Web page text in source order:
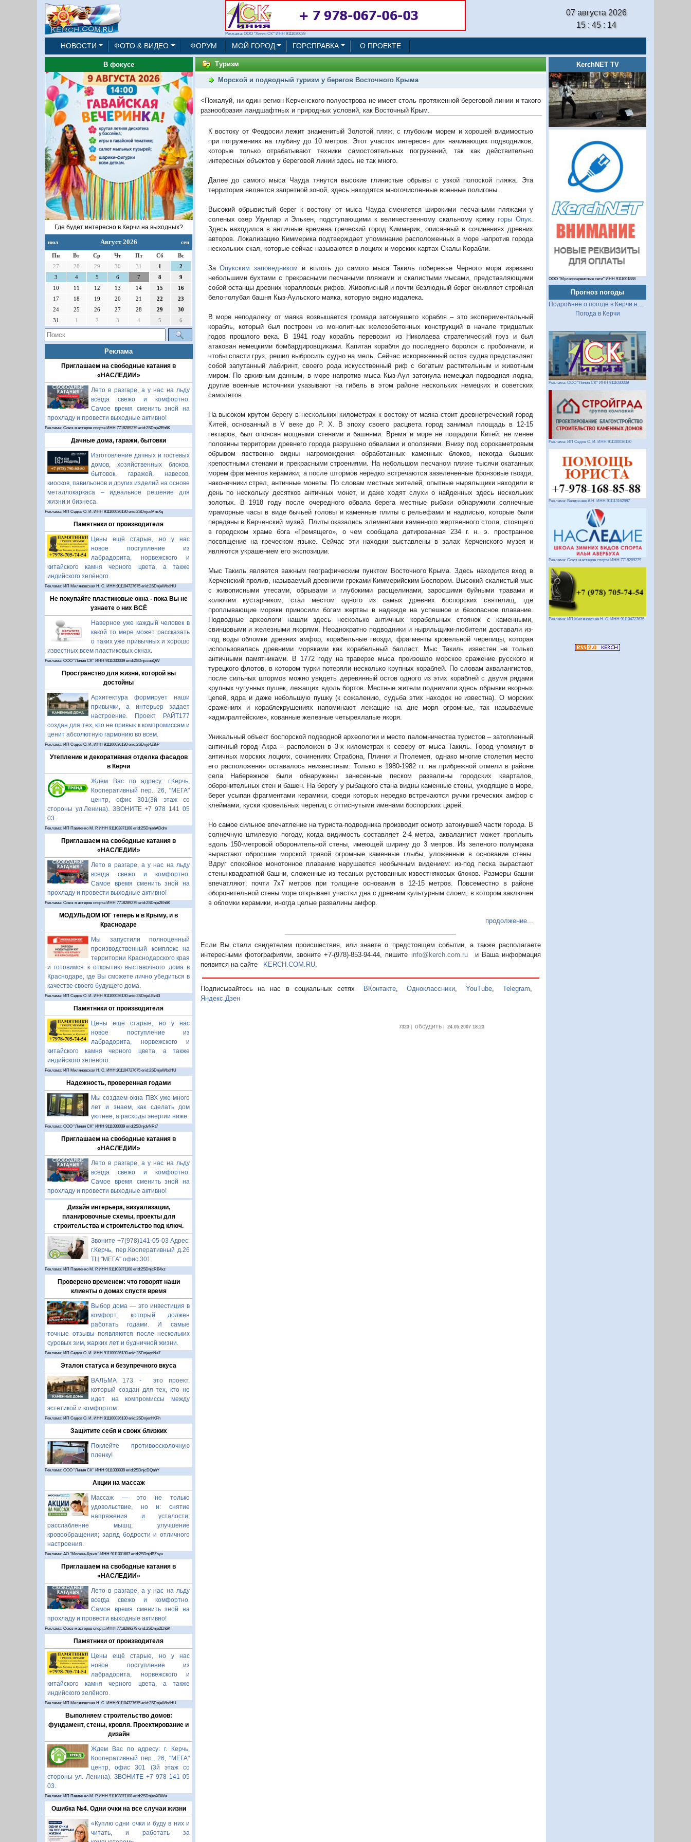
Реклама: ООО "Линия СК" ИНН 9111030039
07 августа 2026
15 : 45 : 15
НОВОСТИ ФОТО & ВИДЕО ФОРУМ МОЙ ГОРОД ГОРСПРАВКА О ПРОЕКТЕ
В фокусе
Где будет интересно в Керчи на выходных?
июл Август 2026 сен
Пн Вт Ср Чт Пт Сб
Вс
27
28 29 30 31 1
2
3
4 5 6 7 8
9
10
11 12 13 14 15
16
17
18 19 20 21 22
23
24
25 26 27 28 29
30
31
1 2 3 4 5 6
Реклама
Приглашаем на свободные катания в
«НАСЛЕДИИ»
Лето в разгаре, а у нас на льду
всегда свежо и комфортно.
Самое время сменить зной на
прохладу и провести выходные активно!
Реклама: Союз мастеров спорта ИНН 7718289279 erid:2SDnje2Eh6K
Дачные дома, гаражи, бытовки
Изготовление дачных и гостевых
домов, хозяйственных блоков,
бытовок, гаражей, навесов,
киосков, павильонов и других изделий на основе
металлокаркаса – идеальное решение для
жизни и бизнеса.
Реклама: ИП Седов О. И. ИНН 911100036130 erid:2SDnjcoMmXq
Памятники от производителя
Цены ещё старые, но у нас
новое поступление из
лабрадорита, норвежского и
китайского камня черного цвета, а также
индийского зелёного.
Реклама: ИП Миляновская Н. С. ИНН:911104727675 erid:2SDnjeWbdHU
Не покупайте пластиковые окна - пока Вы не
узнаете о них ВСЁ
Наверное уже каждый человек в
какой то мере может рассказать
о таких уже привычных и хорошо
известных всем пластиковых окнах.
Реклама: ООО "Линия СК" ИНН 9111030039 erid:2SDnjccooQW
Пространство для жизни, которой вы
достойны
Архитектура формирует наши
привычки, а интерьер задает
настроение. Проект РАЙТ177
создан для тех, кто не привык к компромиссам и
ценит абсолютную гармонию во всем.
Реклама: ИП Седов О. И. ИНН 911100036130 erid:2SDnjd4Z8iP
Утепление и декоративная отделка фасадов
в Керчи
Ждем Вас по адресу: г.Керчь,
Кооперативный пер., 26, "МЕГА"
центр, офис 301(3й этаж со
стороны ул.Ленина). ЗВОНИТЕ +7 978 141 05
03.
Реклама: ИП Павленко М. Р. ИНН 911103871108 erid:2SDnjehADdm
Приглашаем на свободные катания в
«НАСЛЕДИИ»
Лето в разгаре, а у нас на льду
всегда свежо и комфортно.
Самое время сменить зной на
прохладу и провести выходные активно!
Реклама: Союз мастеров спорта ИНН 7718289279 erid:2SDnje2Eh6K
МОДУЛЬДОМ ЮГ теперь и в Крыму, и в
Краснодаре
Мы запустили полноценный
производственный комплекс на
территории Краснодарского края
и готовимся к открытию выставочного дома в
Краснодаре, где Вы сможете лично убедиться в
качестве своего будущего дома.
Реклама: ИП Седов О. И. ИНН 911100036130 erid:2SDnjeLEz43
Памятники от производителя
Цены ещё старые, но у нас
новое поступление из
лабрадорита, норвежского и
китайского камня черного цвета, а также
индийского зелёного.
Реклама: ИП Миляновская Н. С. ИНН:911104727675 erid:2SDnjeWbdHU
Надежность, проверенная годами
Мы создаем окна ПВХ уже много
лет и знаем, как сделать дом
уютнее, а расходы энергии ниже.
Реклама: ООО "Линия СК" ИНН 9111030039 erid:2SDnjdvNRt7
Приглашаем на свободные катания в
«НАСЛЕДИИ»
Лето в разгаре, а у нас на льду
всегда свежо и комфортно.
Самое время сменить зной на
прохладу и провести выходные активно!
Дизайн интерьера, визуализации,
планировочные схемы, проекты для
строительства и строительство под ключ.
Звоните +7(978)141-05-03 Адрес:
г.Керчь, пер.Кооперативный д.26
ТЦ "МЕГА" офис 301.
Реклама: ИП Павленко М. Р. ИНН 911103871108 erid:2SDnjcRB4xz
Проверено временем: что говорят наши
клиенты о домах спустя время
Выбор дома — это инвестиция в
комфорт, который должен
работать годами. И самые
точные отзывы появляются после нескольких
суровых зим, жарких лет и будничной жизни.
Реклама: ИП Седов О. И. ИНН 911100036130 erid:2SDnjegnNa7
Эталон статуса и безупречного вкуса
ВАЛЬМА 173 - это проект,
который создан для тех, кто не
идет на компромиссы между
эстетикой и комфортом.
Реклама: ИП Седов О. И. ИНН 911100036130 erid:2SDnjenhKFh
Защитите себя и своих близких
Поклейте противоосколочную
пленку!
Реклама: ООО "Линия СК" ИНН 9111030039 erid:2SDnjcDQahY
Акции на массаж
Массаж — это не только
удовольствие, но и: снятие
напряжения и усталости;
расслабление мышц; улучшение
кровообращения; заряд бодрости и отличного
настроения.
Реклама: АО "Москва-Крым" ИНН 9111001687 erid:2SDnjdBZsyu
Приглашаем на свободные катания в
«НАСЛЕДИИ»
Лето в разгаре, а у нас на льду
всегда свежо и комфортно.
Самое время сменить зной на
прохладу и провести выходные активно!
Реклама: Союз мастеров спорта ИНН 7718289279 erid:2SDnje2Eh6K
Памятники от производителя
Цены ещё старые, но у нас
новое поступление из
лабрадорита, норвежского и
китайского камня черного цвета, а также
индийского зелёного.
Реклама: ИП Миляновская Н. С. ИНН:911104727675 erid:2SDnjeWbdHU
Выполняем строительство домов:
фундамент, стены, кровля. Проектирование и
дизайн
Ждем Вас по адресу: г. Керчь,
Кооперативный пер., 26, "МЕГА"
центр, офис 301 (3й этаж со
стороны ул. Ленина). ЗВОНИТЕ +7 978 141 05
03.
Реклама: ИП Павленко М. Р. ИНН 911103871108 erid:2SDnjesXBWa
Ошибка №4. Одни очки на все случаи жизни
«Куплю одни очки и буду в них и
читать, и работать за
Туризм
Морской и подводный туризм у берегов Восточного Крыма
<Пожалуй, ни один регион Керченского полуострова не имеет столь протяженной береговой линии и такого
разнообразия ландшафтных и природных условий, как Восточный Крым.
К востоку от Феодосии лежит знаменитый Золотой пляж, с глубоким морем и хорошей видимостью
при погружениях на глубину до 10 метров. Этот участок интересен для начинающих подводников,
которые только отрабатывают техники самостоятельных погружений, так как действительно
интересных объектов у береговой линии здесь не так много.
Далее до самого мыса Чауда тянутся высокие глинистые обрывы с узкой полоской пляжа. Эта
территория является запретной зоной, здесь находятся многочисленные военные полигоны.
Высокий обрывистый берег к востоку от мыса Чауда сменяется широкими песчаными пляжами у
соленых озер Узунлар и Элькен, подступающими к величественному скальному кряжу горы Опук
Здесь находился в античные времена греческий город Киммерик, описанный в сочинениях древних
авторов. Локализацию Киммерика подтверждает упоминание расположенных в море напротив города
нескольких скал, которые сейчас называются в лоциях и морских картах Скалы-Корабли.
ЗаОпукским заповедником и вплоть до самого мыса Такиль побережье Черного моря изрезано
небольшими бухтами с прекрасными песчаными пляжами и скалистыми мысами, представляющими
собой останцы древних коралловых рифов. Живописный и почти безлюдный берег оживляет стройная
бело-голубая башня Кыз-Аульского маяка, которую видно издалека.
В море неподалеку от маяка возвышается громада затонувшего корабля – это экспериментальный
корабль, который был построен из монолитных железобетонных конструкций в начале тридцатых
годов прошлого века. В 1941 году корабль перевозил из Николаева стратегический груз и был
атакован немецкими бомбардировщиками. Капитан корабля до последнего боролся с пробоинами, и
чтобы спасти груз, решил выбросить судно на мель. Сейчас искореженный остов судна представляет
собой запутанный лабиринт, своего рода искусственный риф с богатым растительным и животным
миром. По архивным данным, в море напротив мыса Кыз-Аул затонула немецкая подводная лодка,
другие военные источники указывают на гибель в этом районе нескольких немецких и советских
самолетов.
На высоком крутом берегу в нескольких километрах к востоку от маяка стоит древнегреческий город
Китей, основанный в V веке до Р. Х. В эпоху своего расцвета город занимал площадь в 12-15
гектаров, был опоясан мощными стенами и башнями. Время и море не пощадили Китей: не менее
половины территории древнего города разрушено обвалами и оползнями. Внизу под сорокаметровым
обрывом явственно видны нагромождения обработанных каменных блоков, некогда бывших
крепостными стенами и прекрасными строениями. На небольшом песчаном пляже тысячи окатанных
морем фрагментов керамики, а после штормов нередко встречаются зазелененные бронзовые гвозди,
наконечники стрел, античные монеты. По словам местных жителей, опытные ныряльщики находили в
день по нескольку десятков античных монет, и даже ходят слухи о найденных здесь нескольких
золотых. В 1918 году после очередного обвала берега местные рыбаки обнаружили солнечные
мраморные часы в виде бычьей головы и каменные плиты с рельефами и надписью, которые были
переданы в Керченский музей. Плиты оказались элементами каменного жертвенного стола, стоящего
в городском храме бога «Гремящего», о чем сообщала датированная 234 г. н. э. пространное
посвящение на греческом языке. Сейчас эти находки выставлены в залах Керченского музея и
являются украшением его экспозиции.
Мыс Такиль является важным географическим пунктом Восточного Крыма. Здесь находится вход в
Керченский пролив, называемый древними греками Киммерийским Боспором. Высокий скалистый мыс
с живописными утесами, обрывами и глубокими расщелинами, заросшими буйными травами и
колючим кустарником, стал местом одного из самых древних боспорских святилищ, где
проплывающие моряки приносили богам жертвы в надежде на успешное и безопасное плавание.
Подводные археологи нашли здесь несколько античных корабельных стоянок с каменными,
свинцовыми и железными якорями. Неоднократно подводники и ныряльщики-любители доставали из-
под воды обломки древних амфор, корабельные гвозди, фрагменты кровельной черепицы, которая
использовалась древними моряками как корабельный балласт. Мыс Такиль известен не только
античными памятниками. В 1772 году на траверзе мыса произошло морское сражение русского и
турецкого флотов, в котором турки потеряли несколько крупных кораблей. По словам аквалангистов,
после сильных штормов можно увидеть деревянный остов одного из этих кораблей с двумя рядами
крупных чугунных пушек, лежащих вдоль бортов. Местные жители поднимали здесь обрывки якорных
цепей, ядра и даже небольшую пушку (к сожалению, судьба этих находок не известна). О морских
сражениях и кораблекрушениях напоминают лежащие на дне моря огромные, так называемые
«адмиралтейские», кованные железные четырехлапые якоря.
Уникальный объект боспорской подводной археологии и место паломничества туристов – затопленный
античный город Акра – расположен в 3-х километрах к северу от мыса Такиль. Город упомянут в
античных морских лоциях, сочинениях Страбона, Плиния и Птолемея, однако многие столетия место
его расположения оставалось неизвестным. Только в 1980-1982 гг. на прибрежной отмели в районе
села Набережное были обнаружены занесенные песком развалины городских кварталов,
оборонительных стен и башен. На берегу у рыбацкого стана видны каменные стены, уходящие в море,
берег усыпан фрагментами керамики, среди которых нередко встречаются ручки греческих амфор с
клеймами, куски кровельных черепиц с оттиснутыми именами боспорских царей.
Но самое сильное впечатление на туриста-подводника производит осмотр затонувшей части города. В
солнечную штилевую погоду, когда видимость составляет 2-4 метра, аквалангист может проплыть
вдоль 150-метровой оборонительной стены, имеющей ширину до 3 метров. Из зеленого полумрака
вырастают обросшие морской травой огромные каменные глыбы, уложенные в основание стены.
Вдруг спокойное монотонное плавание нарушается необычным видением: из-под песка вырастают
стены квадратной башни, сложенные из тесаных рустованных известняковых блоков. Размеры башни
впечатляют: почти 7х7 метров при толщине основания в 12-15 метров. Повсеместно в районе
оборонительной стены море открывает участки дна с древним культурным слоем, в котором заключен
в обломки керамики, иногда целые развалины амфор.
продолжение...
Если Вы стали свидетелем происшествия, или знаете о предстоящем событии, а также располагаете
интересными фотографиями, звоните +7-(978)-853-94-44, пишите info@kerch.com.ru и Ваша информация
появится на сайте KERCH.COM.RU.
Подписывайтесь на нас в социальных сетях ВКонтакте Одноклассники ,YouTube ,Telegram
Яндекс.Дзен
7323| обсудить| 24.05.2007 18:23
KerchNET TV
ООО "Мультисервисные сети" ИНН 9111001888
Прогноз погоды
Подробнее о погоде в Керчи на 2 недели
Погода в Керчи
Реклама: ООО "Линия СК" ИНН 9111030039
Реклама: ИП Седов О. И. ИНН 911100036130
Реклама: Вандышев А.Н. ИНН 911113162887
Реклама: Союз мастеров спорта ИНН 7718289279
Реклама: ИП Миляновская Н. С. ИНН 911104727675